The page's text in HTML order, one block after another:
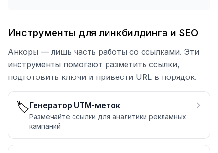
Инструменты для линкбилдинга и SEO
Анкоры — лишь часть работы со ссылками. Эти
инструменты помогают разметить ссылки,
подготовить ключи и привести URL в порядок.
🏷️Генератор UTM-меток
Размечайте ссылки для аналитики рекламных
кампаний